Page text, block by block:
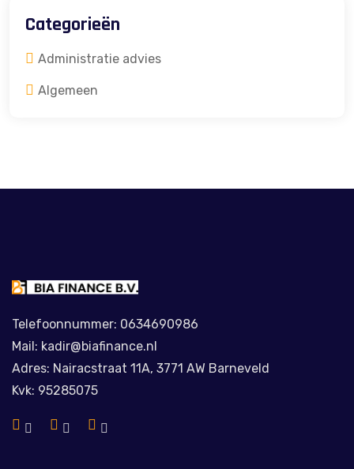
Categorieën
Administratie advies
Algemeen
Telefoonnummer: 0634690986
Mail: kadir@biafinance.nl
Adres: Nairacstraat 11A, 3771 AW Barneveld
Kvk: 95285075